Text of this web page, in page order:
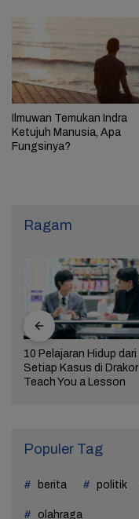
Ilmuwan Temukan Indra
Ketujuh Manusia, Apa
Fungsinya?
Ragam
10 Pelajaran Hidup dari
Setiap Kasus di Drakor
Teach You a Lesson
Populer Tag
berita politik
olahraga